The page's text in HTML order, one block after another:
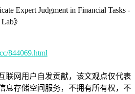
Expert Judgment in Financial Tasks -
》
844069.html
联网用户自发贡献，该文观点仅代表
息存储空间服务，不拥有所有权，不